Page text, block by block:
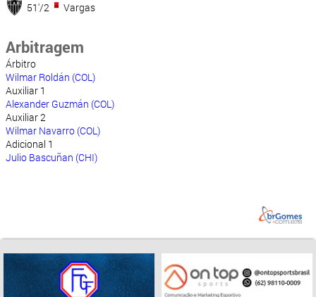
51'/2
Vargas
Arbitragem
Árbitro
Wilmar Roldán (COL)
Auxiliar 1
Alexander Guzmán (COL)
Auxiliar 2
Wilmar Navarro (COL)
Adicional 1
Julio Bascuñan (CHI)